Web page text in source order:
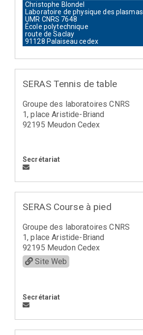
Christophe Blondel
Laboratoire de physique des plasmas
UMR CNRS 7648
École polytechnique
route de Saclay
91128 Palaiseau cedex
SERAS Tennis de table
Groupe des laboratoires CNRS
1, place Aristide-Briand
92195 Meudon Cedex
Secrétariat
SERAS Course à pied
Groupe des laboratoires CNRS
1, place Aristide-Briand
92195 Meudon Cedex
Site Web
Secrétariat